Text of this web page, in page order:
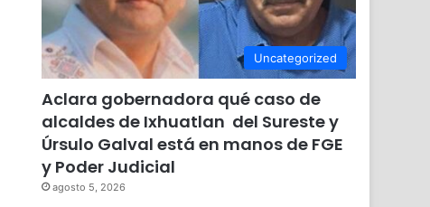
Uncategorized
Aclara gobernadora qué caso de
alcaldes de Ixhuatlan del Sureste y
Úrsulo Galval está en manos de FGE
y Poder Judicial
agosto 5, 2026